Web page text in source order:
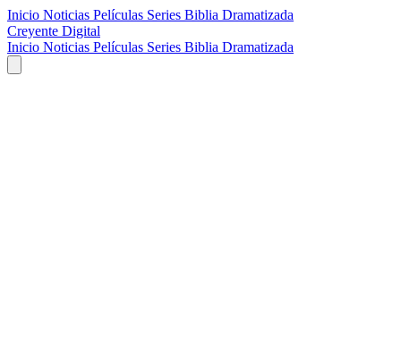
Inicio Noticias Películas Series Biblia Dramatizada
Creyente Digital
Inicio Noticias Películas Series Biblia Dramatizada